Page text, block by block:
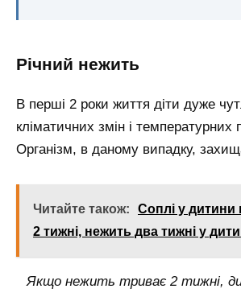
Річний нежить
В перші 2 роки життя діти дуже
кліматичних змін і температурних
Організм, в даному випадку,
Читайте також:
Соплі у дитини
2 тижні, нежить два тижні у
Якщо нежить триває 2 тижні,